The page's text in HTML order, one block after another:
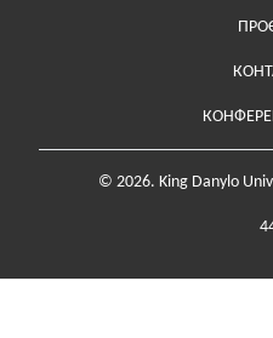
Меню
© 2026. King Danylo